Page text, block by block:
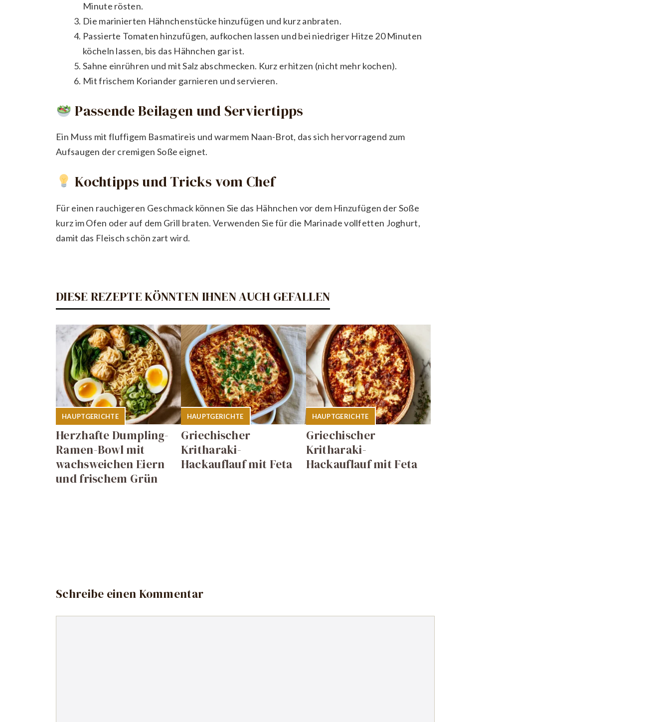
Minute rösten.
Die marinierten Hähnchenstücke hinzufügen und kurz anbraten.
Passierte Tomaten hinzufügen, aufkochen lassen und bei niedriger Hitze 20 Minuten
köcheln lassen, bis das Hähnchen gar ist.
Sahne einrühren und mit Salz abschmecken. Kurz erhitzen (nicht mehr kochen).
Mit frischem Koriander garnieren und servieren.
Passende Beilagen und Serviertipps
Ein Muss mit fluffigem Basmatireis und warmem Naan-Brot, das sich hervorragend zum
Aufsaugen der cremigen Soße eignet.
Kochtipps und Tricks vom Chef
Für einen rauchigeren Geschmack können Sie das Hähnchen vor dem Hinzufügen der Soße
kurz im Ofen oder auf dem Grill braten. Verwenden Sie für die Marinade vollfetten Joghurt,
damit das Fleisch schön zart wird.
DIESE REZEPTE KÖNNTEN IHNEN AUCH GEFALLEN
HAUPTGERICHTE
Herzhafte Dumpling-
Ramen-Bowl mit
wachsweichen Eiern
und frischem Grün
HAUPTGERICHTE
Griechischer
Kritharaki-
Hackauflauf mit Feta
HAUPTGERICHTE
Griechischer
Kritharaki-
Hackauflauf mit Feta
Schreibe einen Kommentar